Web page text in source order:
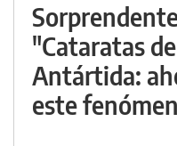
"Cataratas
Antártida:
este